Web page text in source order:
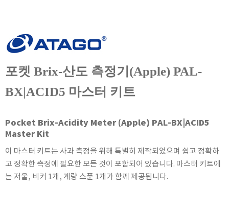
INFICON
INSMARK
IRROMETER
JFE Advantech
KASUGA
KORNO
KYORITSU
Martens (GHM Group)
MEIJI TECHNO
포켓 Brix-산도 측정기(Apple) PAL-
BX|ACID5 마스터 키트
Pocket Brix-Acidity Meter (Apple) PAL-BX|ACID5
Master Kit
이 마스터 키트는 사과 측정을 위해 특별히 제작되었으며 쉽고 정확하
고 정확한 측정에 필요한 모든 것이 포함되어 있습니다. 마스터 키트에
는 저울, 비커 1개, 계량 스푼 1개가 함께 제공됩니다.